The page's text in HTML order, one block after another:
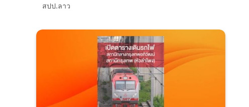
สปป.ลาว